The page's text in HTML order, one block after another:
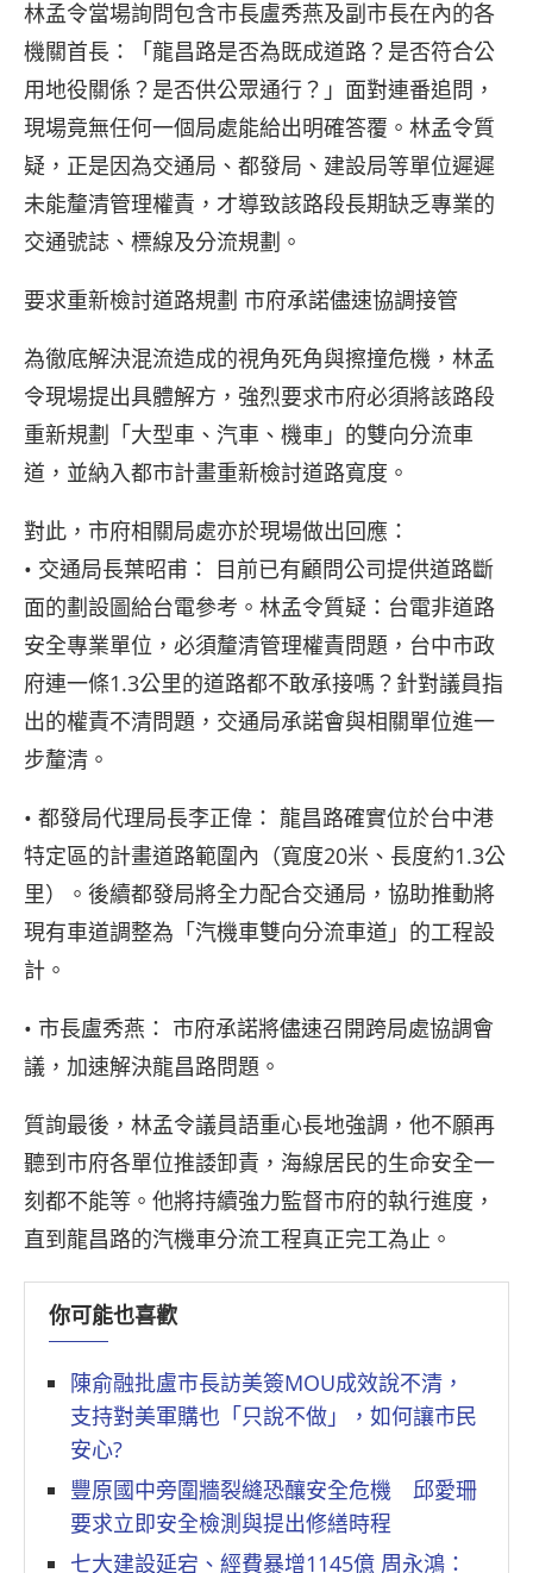
林孟令當場詢問包含市長盧秀燕及副市長在內的各
機關首長：「龍昌路是否為既成道路？是否符合公
用地役關係？是否供公眾通行？」面對連番追問，
現場竟無任何一個局處能給出明確答覆。林孟令質
疑，正是因為交通局、都發局、建設局等單位遲遲
未能釐清管理權責，才導致該路段長期缺乏專業的
交通號誌、標線及分流規劃。
要求重新檢討道路規劃 市府承諾儘速協調接管
為徹底解決混流造成的視角死角與擦撞危機，林孟
令現場提出具體解方，強烈要求市府必須將該路段
重新規劃「大型車、汽車、機車」的雙向分流車
道，並納入都市計畫重新檢討道路寬度。
對此，市府相關局處亦於現場做出回應：
• 交通局長葉昭甫： 目前已有顧問公司提供道路斷
面的劃設圖給台電參考。林孟令質疑：台電非道路
安全專業單位，必須釐清管理權責問題，台中市政
府連一條1.3公里的道路都不敢承接嗎？針對議員指
出的權責不清問題，交通局承諾會與相關單位進一
步釐清。
• 都發局代理局長李正偉： 龍昌路確實位於台中港
特定區的計畫道路範圍內（寬度20米、長度約1.3公
里）。後續都發局將全力配合交通局，協助推動將
現有車道調整為「汽機車雙向分流車道」的工程設
計。
• 市長盧秀燕： 市府承諾將儘速召開跨局處協調會
議，加速解決龍昌路問題。
質詢最後，林孟令議員語重心長地強調，他不願再
聽到市府各單位推諉卸責，海線居民的生命安全一
刻都不能等。他將持續強力監督市府的執行進度，
直到龍昌路的汽機車分流工程真正完工為止。
你可能也喜歡
陳俞融批盧市長訪美簽MOU成效說不清，
支持對美軍購也「只說不做」，如何讓市民
安心?
豐原國中旁圍牆裂縫恐釀安全危機 邱愛珊
要求立即安全檢測與提出修繕時程
七大建設延宕、經費暴增1145億 周永鴻：